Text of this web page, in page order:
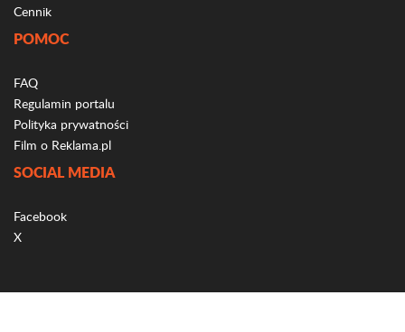
Cennik
POMOC
FAQ
Regulamin portalu
Polityka prywatności
Film o Reklama.pl
SOCIAL MEDIA
Facebook
X